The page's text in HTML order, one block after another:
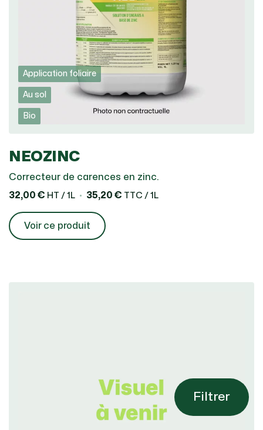
Application foliaire
Au sol
Bio
NEOZINC
Correcteur de carences en zinc.
32,00 € HT / 1L 35,20 € TTC / 1L
Voir ce produit
Filtrer